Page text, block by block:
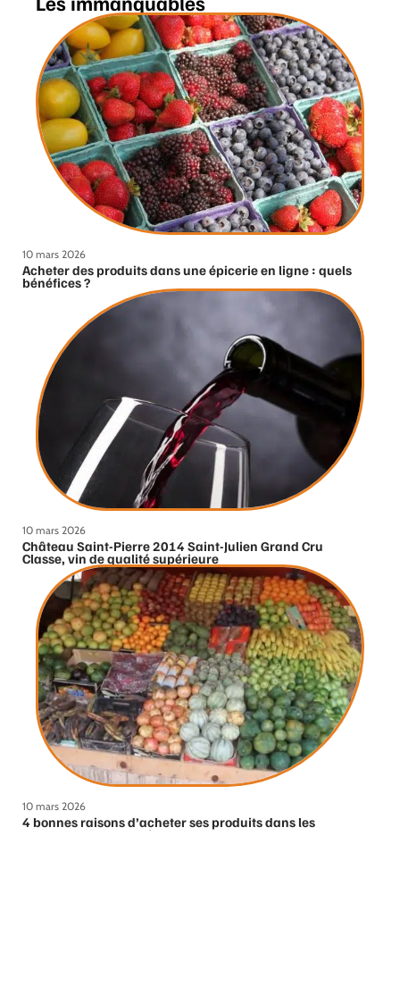
10 mars 2026
Acheter des produits dans une épicerie en ligne : quels
bénéfices ?
10 mars 2026
Château Saint-Pierre 2014 Saint-Julien Grand Cru
Classe, vin de qualité supérieure
10 mars 2026
4 bonnes raisons d’acheter ses produits dans les
commerces du quartier